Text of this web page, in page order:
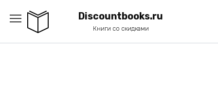
содержанию
Discountbooks.ru
Книги со скидками